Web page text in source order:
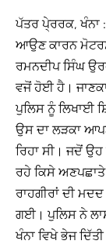
ਪੱਤਰ ਪੇ੍ਰਰਕ, ਖੰਨਾ
ਆਉਣ ਕਾਰਨ
ਰਮਨਦੀਪ ਸਿੰਘ
ਵਜੋਂ ਹੋਈ ਹੈ।
ਪੁਲਿਸ ਨੂੰ ਲਿਖਾਈ
ਉਸ ਦਾ ਲੜਕਾ
ਰਿਹਾ ਸੀ। ਜਦੋਂ
ਰਹੇ ਕਿਸੇ ਅਣਪਛਾਤੇ
ਰਾਹਗੀਰਾਂ ਦੀ
ਗਈ। ਪੁਲਿਸ ਨੇ
ਖੰਨਾ ਵਿਖੇ ਭੇਜ